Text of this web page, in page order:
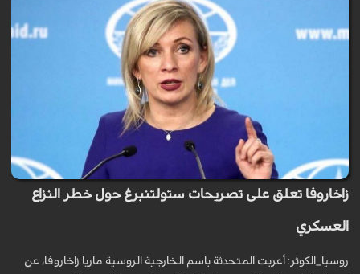
زاخاروفا تعلق على تصريحات ستولتنبرغ حول خطر النزاع
العسكري
روسيا_الكوثر: أعربت المتحدثة باسم الخارجية الروسية ماريا زاخاروفا، عن